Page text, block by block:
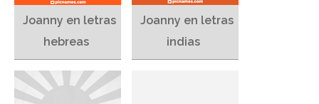
Joanny en letras
hebreas
Joanny en letras
indias